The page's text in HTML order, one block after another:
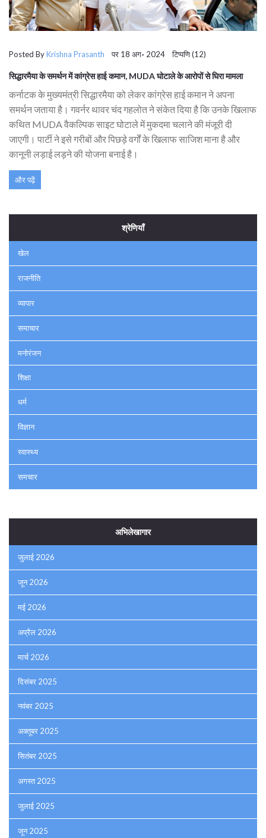
Posted ByKrishna Prasanth पर 18 अग॰ 2024 टिप्पणि (12)
सिद्धारमैया के समर्थन में कांग्रेस हाई कमान, MUDA घोटाले के आरोपों से घिरा मामला
कर्नाटक के मुख्यमंत्री सिद्धारमैया को लेकर कांग्रेस हाई कमान ने अपना
समर्थन जताया है। गवर्नर थावर चंद गहलोत ने संकेत दिया है कि उनके खिलाफ
कथित MUDA वैकल्पिक साइट घोटाले में मुकदमा चलाने की मंजूरी दी
जाएगी। पार्टी ने इसे गरीबों और पिछड़े वर्गों के खिलाफ साजिश माना है और
कानूनी लड़ाई लड़ने की योजना बनाई है।
और पढ़ें
श्रेणियाँ
खेल
राजनीति
व्यापार
समाचार
मनोरंजन
शिक्षा
धर्म
विज्ञान
स्वास्थ्य
समचार
अभिलेखागार
जुलाई 2026
जून 2026
मई 2026
अप्रैल 2026
मार्च 2026
दिसंबर 2025
नवंबर 2025
अक्तूबर 2025
सितंबर 2025
अगस्त 2025
जुलाई 2025
जून 2025